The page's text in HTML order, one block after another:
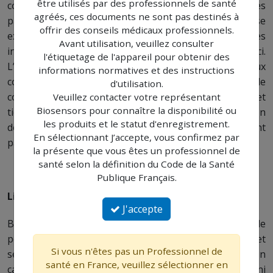
contrôle ni n’exprime aucun avis sur le contenu des
pages publiées par des tiers et fait à titre expresse
exclusion de toute responsabilité quant à toutes
informations de tiers et à l’utilisation de celles-ci.
L’utilisation d’autres sites internet est soumise aux
conditions d’utilisation de ces sites et aux principes de
confidentialité qui leur sont propres. Ces sites internet
tiers peuvent contenir des informations sur l’utilisation
de produits du Biosensors International Group qui n’ont
pas été agréés dans le pays de résidence du visiteur.
Limitation de responsabilité
Biosensors France SAS, ainsi que les sociétés de
personnes ou de capitaux qui lui sont apparentées, et
ses associés, préposés et salariés ne pourront en aucun
cas voir leur responsabilité engagée envers le visiteur ni
être utilisés par des professionnels de santé
agréés, ces documents ne sont pas destinés à
offrir des conseils médicaux professionnels.
Avant utilisation, veuillez consulter
l'étiquetage de l'appareil pour obtenir des
informations normatives et des instructions
d'utilisation.
Veuillez contacter votre représentant
Biosensors pour connaître la disponibilité ou
les produits et le statut d'enregistrement.
En sélectionnant J’accepte, vous confirmez par
la présente que vous êtes un professionnel de
santé selon la définition du Code de la Santé
Publique Français.
J'accepte
Si vous n'êtes pas un Professionnel de
santé en France, veuillez sélectionner en